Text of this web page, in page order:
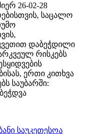
26-02-28
საცალო
დაბეჭდილი
რისკებს
ერთი კითხვა
საუბარში: